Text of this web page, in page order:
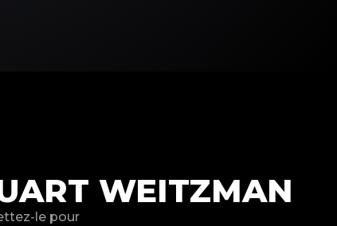
WEITZMAN
le pour